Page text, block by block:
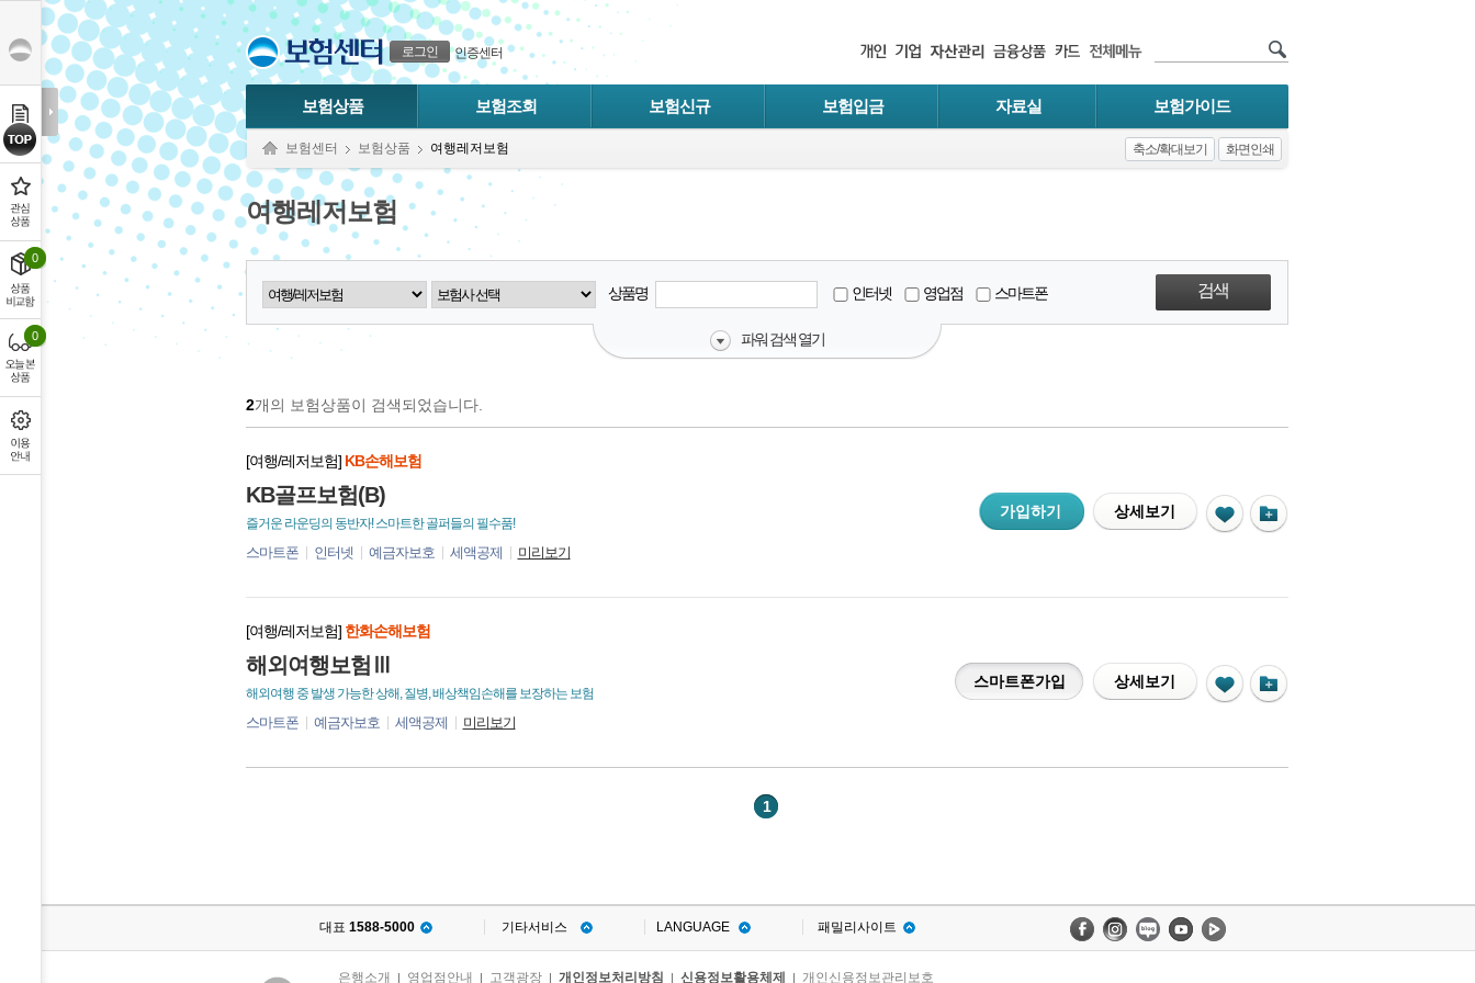
본문으로 바로가기
푸터 바로가기
로그인 인증센터
보험상품 보험조회 보험신규 보험입금 자료실 보험가이드
보험센터 보험상품 여행레저보험 축소/확대보기 화면인쇄
여행레저보험
상품명 인터넷 영업점 스마트폰
파워 검색 열기
2개의 보험상품이 검색되었습니다.
KB골프보험(B)
[여행/레저보험] KB손해보험
즐거운 라운딩의 동반자! 스마트한 골퍼들의 필수품!
스마트폰 인터넷 예금자보호 세액공제 미리보기
가입하기 상세보기
해외여행보험Ⅲ
[여행/레저보험] 한화손해보험
해외여행 중 발생 가능한 상해, 질병, 배상책임손해를 보장하는 보험
스마트폰 예금자보호 세액공제 미리보기
스마트폰가입 상세보기
1
대표 1588-5000 기타서비스 LANGUAGE 패밀리사이트
은행소개 영업점안내 고객광장 개인정보처리방침 신용정보활용체제 개인신용정보관리보호
0
0